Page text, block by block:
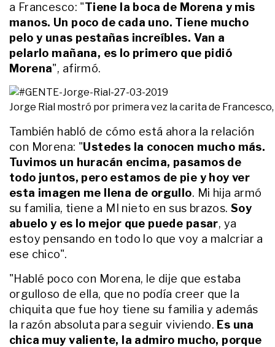
a Francesco: "Tiene la boca de Morena y mis
manos. Un poco de cada uno. Tiene mucho
pelo y unas pestañas increíbles. Van a
pelarlo mañana, es lo primero que pidió
Morena", afirmó.
Jorge Rial mostró por primera vez la carita de
También habló de cómo está ahora la relación
con Morena: "Ustedes la conocen mucho más.
Tuvimos un huracán encima, pasamos de
todo juntos, pero estamos de pie y hoy ver
esta imagen me llena de orgullo. Mi hija armó
su familia, tiene a MI nieto en sus brazos.Soy
abuelo y es lo mejor que puede pasar, ya
estoy pensando en todo lo que voy a malcriar a
ese chico".
"Hablé poco con Morena, le dije que estaba
orgulloso de ella, que no podía creer que la
chiquita que fue hoy tiene su familia y además
la razón absoluta para seguir viviendo. Es una
chica muy valiente, la admiro mucho, porque
ENTRETENIMIENTO
Ricardo Darin: los miedos de ser
abuelo de Dante y el conmovedor
"reto" de la distancia con la
Chino
Franco Poggio íntimo, sobre su
vida con Lizardo Ponce: "Sería
ENTRETENIMIENTO
En fotos, los momentos familiares
más tiernos de los Martín Fierro
2026: de Georgina Barbarossa a
Karina Mazzocco
ENTRETENIMIENTO
Familia ensamblada: así fue el
encuentro de Mauro Icardi, sus
ENTRETENIMIENTO
Cómo es hoy la vida de Carolina
Amoroso tras la llegada de su hijo
Vicente: "Decidí seguir el camino
de las pasiones"